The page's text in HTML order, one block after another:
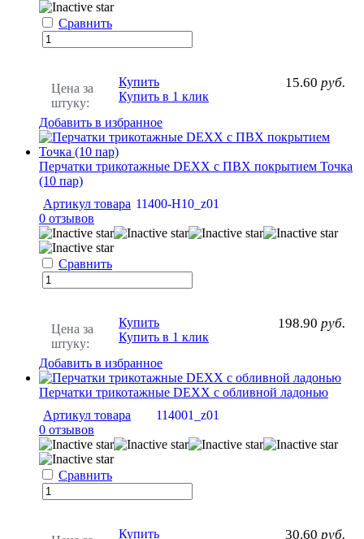
Сравнить
Цена за
штуку:
15.60 руб.
Купить
Купить в 1 клик
Добавить в избранное
Перчатки трикотажные DEXX с ПВХ покрытием Точка
(10 пар)
Артикул товара 11400-H10_z01
0 отзывов
Сравнить
Цена за
штуку:
198.90 руб.
Купить
Купить в 1 клик
Добавить в избранное
Перчатки трикотажные DEXX с обливной ладонью
Артикул товара
114001_z01
0 отзывов
Сравнить
30.60 руб.
Купить